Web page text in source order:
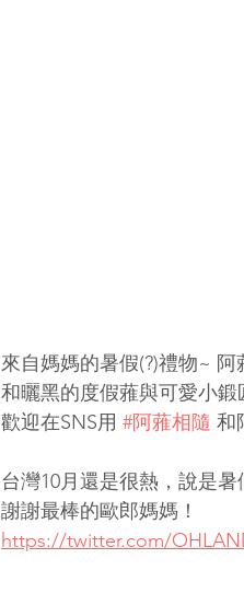
來自媽媽的暑假(?)禮物~ 阿
和曬黑的度假蕥與可愛小鍛
歡迎在SNS用 #阿蕥相隨 和
台灣10月還是很熱，說是暑
謝謝最棒的歐郎媽媽！
https://twitter.com/